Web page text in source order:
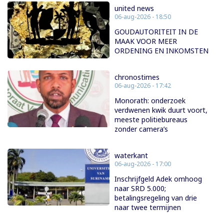
united news
06-aug-2026 - 18:50
GOUDAUTORITEIT IN DE
MAAK VOOR MEER
ORDENING EN INKOMSTEN
chronostimes
06-aug-2026 - 17:42
Monorath: onderzoek
verdwenen kwik duurt voort,
meeste politiebureaus
zonder camera’s
waterkant
06-aug-2026 - 17:00
Inschrijfgeld Adek omhoog
naar SRD 5.000;
betalingsregeling van drie
naar twee termijnen